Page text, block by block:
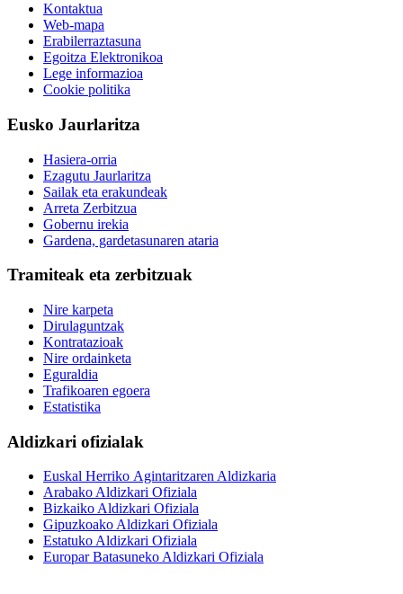
Kontaktua
Web-mapa
Erabilerraztasuna
Egoitza Elektronikoa
Lege informazioa
Cookie politika
Eusko Jaurlaritza
Hasiera-orria
Ezagutu Jaurlaritza
Sailak eta erakundeak
Arreta Zerbitzua
Gobernu irekia
Gardena, gardetasunaren ataria
Tramiteak eta zerbitzuak
Nire karpeta
Dirulaguntzak
Kontratazioak
Nire ordainketa
Eguraldia
Trafikoaren egoera
Estatistika
Aldizkari ofizialak
Euskal Herriko Agintaritzaren Aldizkaria
Arabako Aldizkari Ofiziala
Bizkaiko Aldizkari Ofiziala
Gipuzkoako Aldizkari Ofiziala
Estatuko Aldizkari Ofiziala
Europar Batasuneko Aldizkari Ofiziala